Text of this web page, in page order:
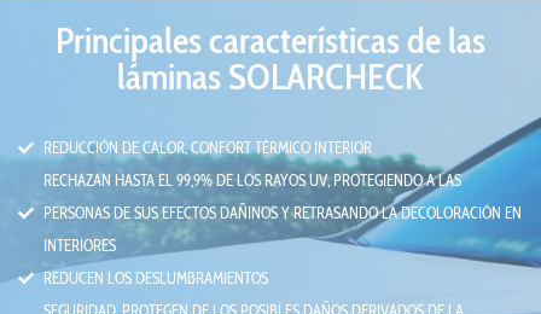
Principales características de las
láminas SOLARCHECK
REDUCCIÓN DE CALOR, CONFORT TÉRMICO INTERIOR
RECHAZAN HASTA EL 99,9% DE LOS RAYOS UV, PROTEGIENDO A LAS
PERSONAS DE SUS EFECTOS DAÑINOS Y RETRASANDO LA DECOLORACIÓN EN
INTERIORES
REDUCEN LOS DESLUMBRAMIENTOS
SEGURIDAD. PROTEGEN DE LOS POSIBLES DAÑOS DERIVADOS DE LA